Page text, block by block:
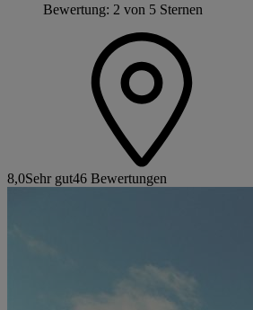
Bewertung: 2 von 5 Sternen
8,0Sehr gut46 Bewertungen